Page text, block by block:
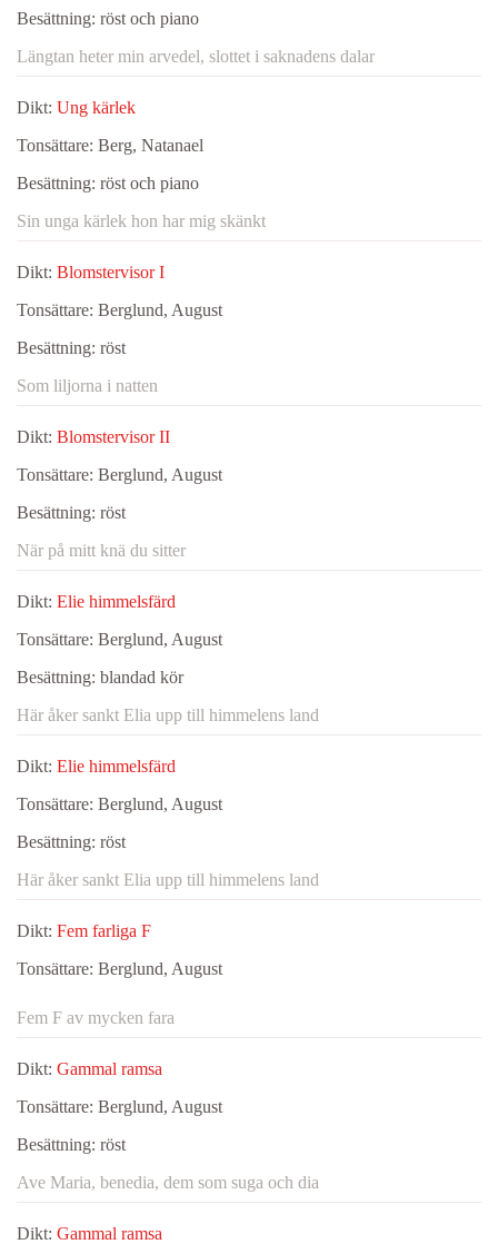
Besättning: röst och piano
Längtan heter min arvedel, slottet i saknadens dalar
Dikt: Ung kärlek
Tonsättare: Berg, Natanael
Besättning: röst och piano
Sin unga kärlek hon har mig skänkt
Dikt: Blomstervisor I
Tonsättare: Berglund, August
Besättning: röst
Som liljorna i natten
Dikt: Blomstervisor II
Tonsättare: Berglund, August
Besättning: röst
När på mitt knä du sitter
Dikt: Elie himmelsfärd
Tonsättare: Berglund, August
Besättning: blandad kör
Här åker sankt Elia upp till himmelens land
Dikt: Elie himmelsfärd
Tonsättare: Berglund, August
Besättning: röst
Här åker sankt Elia upp till himmelens land
Dikt: Fem farliga F
Tonsättare: Berglund, August
Fem F av mycken fara
Dikt: Gammal ramsa
Tonsättare: Berglund, August
Besättning: röst
Ave Maria, benedia, dem som suga och dia
Dikt: Gammal ramsa